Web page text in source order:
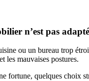
n’est pas adapté
ou un bureau trop
les mauvaises postures.
fortune, quelques choix